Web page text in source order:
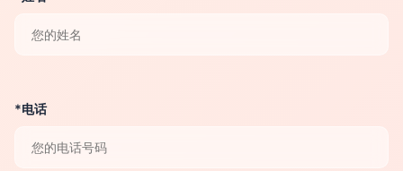
*电话